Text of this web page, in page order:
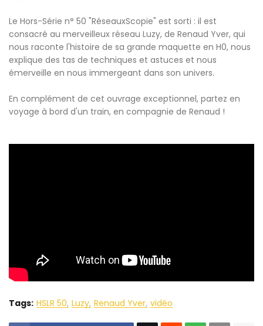
Le Hors-Série n° 50 "RéseauxScopie" est sorti : il est
consacré au merveilleux réseau Luzy, de Renaud Yver, qui
nous raconte l'histoire de sa grande maquette en H0, nous
explique des tas de techniques et astuces et nous
émerveille en nous immergeant dans son univers.
En complément de cet ouvrage exceptionnel, partez en
voyage à bord d'un train, en compagnie de Renaud !
Tags: HSLR 50 Luzy Renaud Yver vidéo